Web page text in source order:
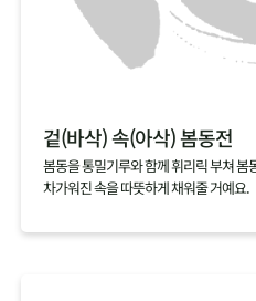
겉(바삭) 속(아삭) 봄동전
봄동을 통밀기루와 함께 휘리릭 부쳐 봄
차가워진 속을 따뜻하게 채워줄 거예요.